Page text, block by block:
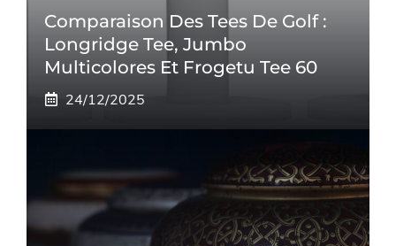
Comparaison Des Tees De Golf :
Longridge Tee, Jumbo
Multicolores Et Frogetu Tee 60
24/12/2025